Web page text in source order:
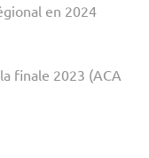
en 2024
finale 2023 (ACA